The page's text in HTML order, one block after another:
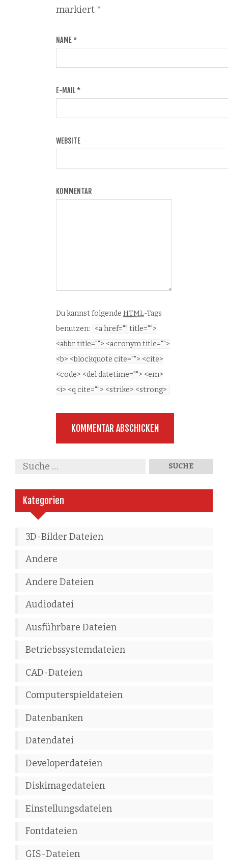
markiert *
NAME*
E-MAIL*
WEBSITE
KOMMENTAR
Du kannst folgende HTML-Tags
benutzen:
<a href="" title="">
<abbr title=""> <acronym title="">
<b> <blockquote cite=""> <cite>
<code> <del datetime=""> <em>
<i> <q cite=""> <strike> <strong>
Kategorien
3D-Bilder Dateien
Andere
Andere Dateien
Audiodatei
Ausführbare Dateien
Betriebssystemdateien
CAD-Dateien
Computerspieldateien
Datenbanken
Datendatei
Developerdateien
Diskimagedateien
Einstellungsdateien
Fontdateien
GIS-Dateien